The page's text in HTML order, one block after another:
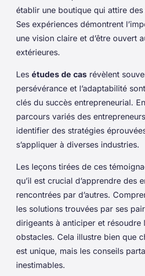
établir une boutique qui attire
Ses expériences démontrent
une vision claire et d’être ouvert
extérieures.
Les études de cas révèlent
persévérance et l’adaptabilité
clés du succès entrepreneurial.
parcours variés des
identifier des stratégies
s’appliquer à diverses industries.
Les leçons tirées de ces
qu’il est crucial d’apprendre des
rencontrées par d’autres.
les solutions trouvées par ses
dirigeants à anticiper et résoudre
obstacles. Cela illustre bien que
est unique, mais les conseils
inestimables.